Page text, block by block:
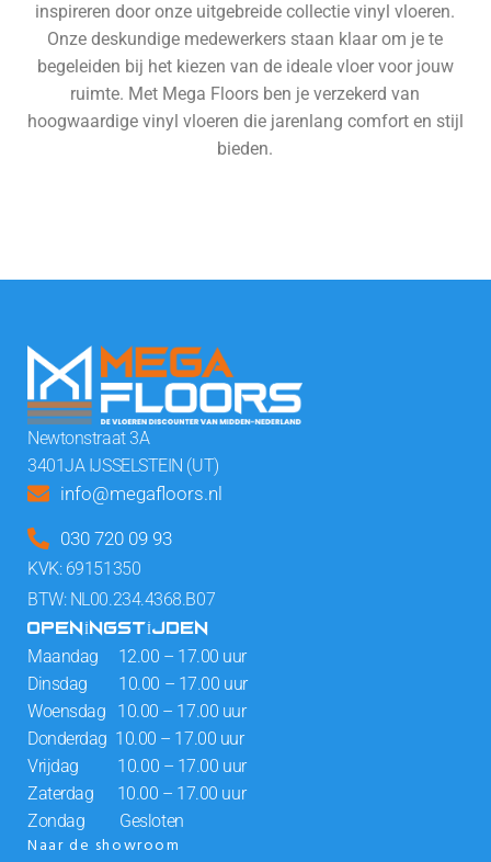
inspireren door onze uitgebreide collectie vinyl vloeren.
Onze deskundige medewerkers staan klaar om je te
begeleiden bij het kiezen van de ideale vloer voor jouw
ruimte. Met Mega Floors ben je verzekerd van
hoogwaardige vinyl vloeren die jarenlang comfort en stijl
bieden.
Newtonstraat 3A
3401JA IJSSELSTEIN (UT)
info@megafloors.nl
030 720 09 93
KVK: 69151350
BTW: NL00.234.4368.B07
OPENINGSTIJDEN
Maandag 12.00 – 17.00 uur
Dinsdag 10.00 – 17.00 uur
Woensdag 10.00 – 17.00 uur
Donderdag 10.00 – 17.00 uur
Vrijdag 10.00 – 17.00 uur
Zaterdag 10.00 – 17.00 uur
Zondag Gesloten
Naar de showroom